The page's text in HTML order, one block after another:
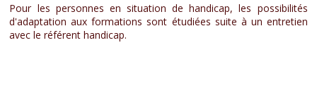
Pour les personnes en situation de handicap, les possibilités
d'adaptation aux formations sont étudiées suite à un entretien
avec le référent handicap.